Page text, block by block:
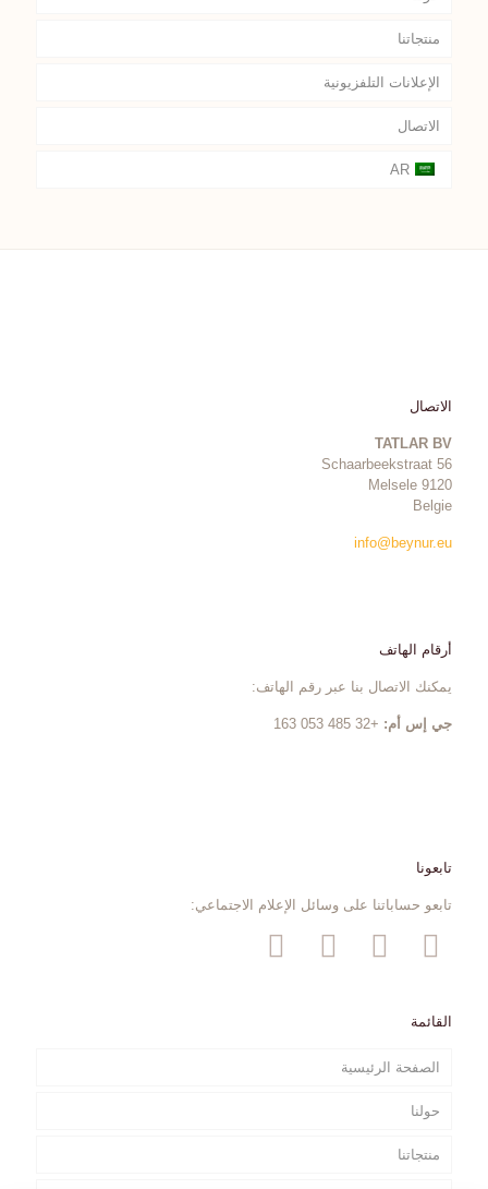
منتجاتنا
الإعلانات التلفزيونية
الاتصال
AR
الاتصال
TATLAR BV
Schaarbeekstraat 56
9120 Melsele
Belgie
info@beynur.eu
أرقام الهاتف
يمكنك الاتصال بنا عبر رقم الهاتف:
جي إس أم: +32 485 053 163
تابعونا
تابعو حساباتنا على وسائل الإعلام الاجتماعي:
القائمة
الصفحة الرئيسية
حولنا
منتجاتنا